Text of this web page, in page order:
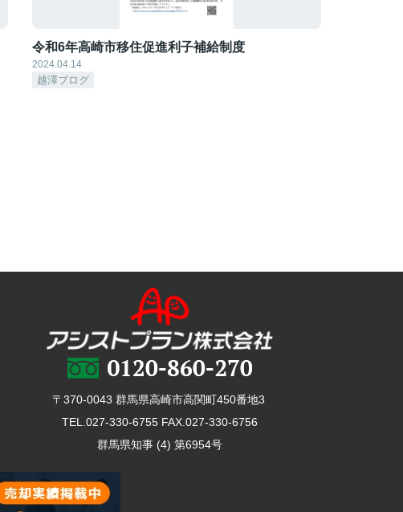
令和6年高崎市移住促進利子補給制度
2024.04.14
越澤ブログ
〒370-0043 群馬県高崎市高関町450番地3
TEL.027-330-6755 FAX.027-330-6756
群馬県知事 (4) 第6954号